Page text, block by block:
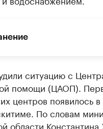
ситуацию с
помощи (ЦАОП).
центров появилось
По словам
области Константина